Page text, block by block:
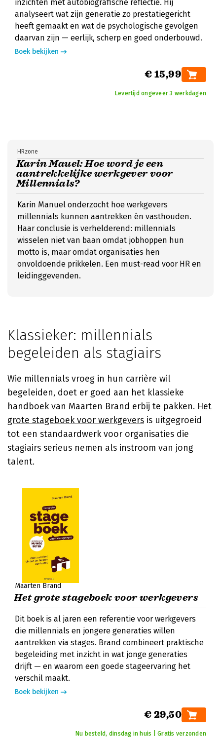
inzichten met autobiografische reflectie. Hij
analyseert wat zijn generatie zo prestatiegericht
heeft gemaakt en wat de psychologische gevolgen
daarvan zijn — eerlijk, scherp en goed onderbouwd.
Boek bekijken
€ 15,99
Levertijd ongeveer 3 werkdagen
Karin Mauel: Hoe word je een
aantrekkelijke werkgever voor
Millennials?
HRzone
Karin Manuel onderzocht hoe werkgevers
millennials kunnen aantrekken én vasthouden.
Haar conclusie is verhelderend: millennials
wisselen niet van baan omdat jobhoppen hun
motto is, maar omdat organisaties hen
onvoldoende prikkelen. Een must-read voor HR en
leidinggevenden.
Klassieker: millennials
begeleiden als stagiairs
Wie millennials vroeg in hun carrière wil
begeleiden, doet er goed aan het klassieke
handboek van Maarten Brand erbij te pakken. Het
grote stageboek voor werkgevers is uitgegroeid
tot een standaardwerk voor organisaties die
stagiairs serieus nemen als instroom van jong
talent.
Maarten Brand
Het grote stageboek voor werkgevers
Dit boek is al jaren een referentie voor werkgevers
die millennials en jongere generaties willen
aantrekken via stages. Brand combineert praktische
begeleiding met inzicht in wat jonge generaties
drijft — en waarom een goede stageervaring het
verschil maakt.
Boek bekijken
€ 29,50
Nu besteld, dinsdag in huis | Gratis verzonden